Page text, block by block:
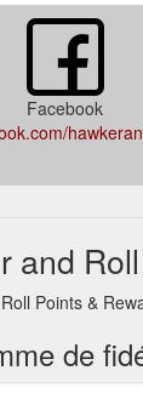
Facebook
and
Points &
de